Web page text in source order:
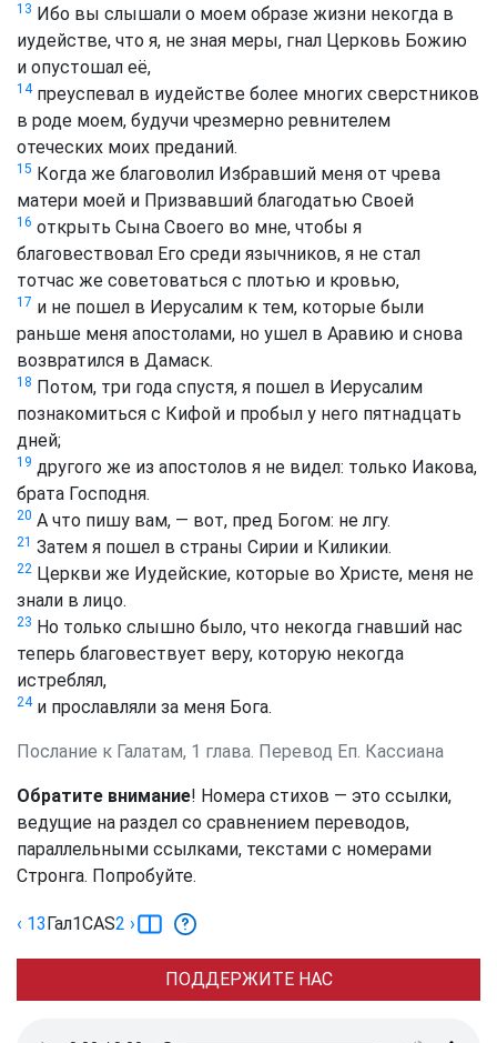
13 Ибо вы слышали о моем образе жизни некогда в
иудействе, что я, не зная меры, гнал Церковь Божию
и опустошал её,
14преуспевал в иудействе более многих сверстников
в роде моем, будучи чрезмерно ревнителем
отеческих моих преданий.
15 Когда же благоволил Избравший меня от чрева
матери моей и Призвавший благодатью Своей
16 открыть Сына Своего во мне, чтобы я
благовествовал Его среди язычников, я не стал
тотчас же советоваться с плотью и кровью,
17 и не пошел в Иерусалим к тем, которые были
раньше меня апостолами, но ушел в Аравию и снова
возвратился в Дамаск.
18 Потом, три года спустя, я пошел в Иерусалим
познакомиться с Кифой и пробыл у него пятнадцать
дней;
19 другого же из апостолов я не видел: только Иакова,
брата Господня.
20 А что пишу вам, — вот, пред Богом: не лгу.
21 Затем я пошел в страны Сирии и Киликии.
22 Церкви же Иудейские, которые во Христе, меня не
знали в лицо.
23 Но только слышно было, что некогда гнавший нас
теперь благовествует веру, которую некогда
истреблял,
24и прославляли за меня Бога.
Послание к Галатам, 1 глава. Перевод Еп. Кассиана
Обратите внимание! Номера стихов — это ссылки,
ведущие на раздел со сравнением переводов,
параллельными ссылками, текстами с номерами
Стронга. Попробуйте.
‹ 13Гал1CAS2 ›
ПОДДЕРЖИТЕ НАС